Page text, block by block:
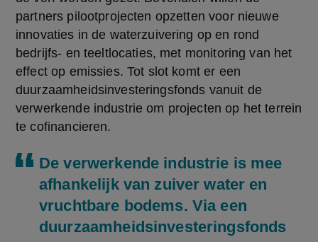
partners pilootprojecten opzetten voor nieuwe
innovaties in de waterzuivering op en rond
bedrijfs- en teeltlocaties, met monitoring van het
effect op emissies. Tot slot komt er een
duurzaamheidsinvesteringsfonds vanuit de
verwerkende industrie om projecten op het terrein
te cofinancieren.
De verwerkende industrie is mee
afhankelijk van zuiver water en
vruchtbare bodems. Via een
duurzaamheidsinvesteringsfonds